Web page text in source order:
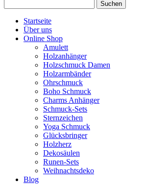
nach:
Startseite
Über uns
Online Shop
Amulett
Holzanhänger
Holzschmuck Damen
Holzarmbänder
Ohrschmuck
Boho Schmuck
Charms Anhänger
Schmuck-Sets
Sternzeichen
Yoga Schmuck
Glücksbringer
Holzherz
Dekosäulen
Runen-Sets
Weihnachtsdeko
Blog